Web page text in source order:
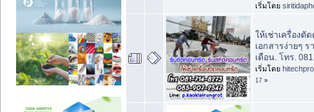
เริ่มโดย
ให้เช่าเครื่องตั
เอกสารง่ายๆ ร
เดือน. โทร.
เริ่มโดย
17 »